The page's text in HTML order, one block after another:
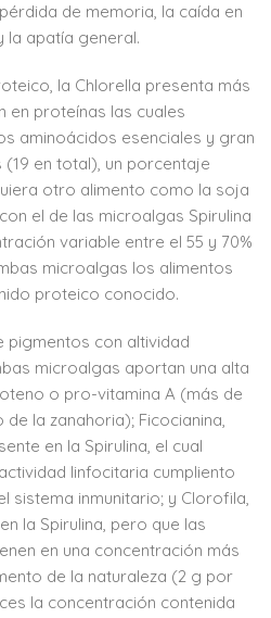
de memoria, la caída en
la apatía general.
la Chlorella presenta más
en proteínas las cuales
aminoácidos esenciales y gran
en total), un porcentaje
otro alimento como la soja
el de las microalgas Spirulina
variable entre el 55 y 70%
microalgas los alimentos
proteico conocido.
pigmentos con altividad
microalgas aportan una alta
o pro-vitamina A (más de
la zanahoria); Ficocianina,
en la Spirulina, el cual
linfocitaria cumpliento
sistema inmunitario; y Clorofila,
la Spirulina, pero que las
en una concentración más
de la naturaleza (2 g por
la concentración contenida